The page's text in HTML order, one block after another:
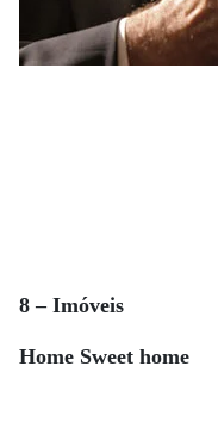
8 – Imóveis
Home Sweet home